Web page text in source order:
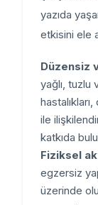
yazıda
etkisini ele
Düzensiz
yağlı, tuzlu
ile
katkıda
Fiziksel
egzersiz
üzerinde